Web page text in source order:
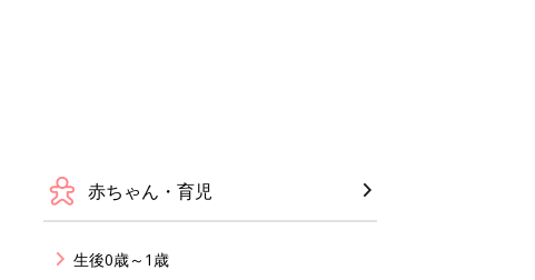
赤ちゃん・育児
生後0歳～1歳